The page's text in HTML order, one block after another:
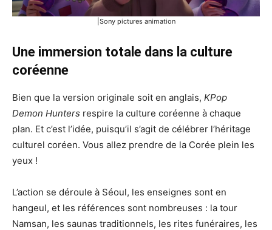
|Sony pictures animation
Une immersion totale dans la culture
coréenne
Bien que la version originale soit en anglais, KPop
Demon Hunters respire la culture coréenne à chaque
plan. Et c’est l’idée, puisqu’il s’agit de célébrer l’héritage
culturel coréen. Vous allez prendre de la Corée plein les
yeux !
L’action se déroule à Séoul, les enseignes sont en
hangeul, et les références sont nombreuses : la tour
Namsan, les saunas traditionnels, les rites funéraires, les